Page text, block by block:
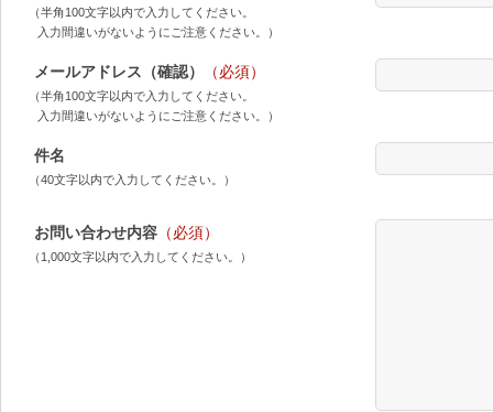
（半角100文字以内で入力してください。
入力間違いがないようにご注意ください。）
メールアドレス（確認） （必須）
（半角100文字以内で入力してください。
入力間違いがないようにご注意ください。）
件名
（40文字以内で入力してください。）
お問い合わせ内容 （必須）
（1,000文字以内で入力してください。）